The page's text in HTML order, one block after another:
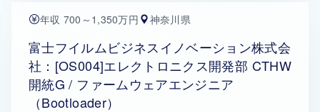
年収 700～1,350万円 神奈川県
富士フイルムビジネスイノベーション株式会
社：[OS004]エレクトロニクス開発部 CTHW
開統G / ファームウェアエンジニア
（Bootloader）